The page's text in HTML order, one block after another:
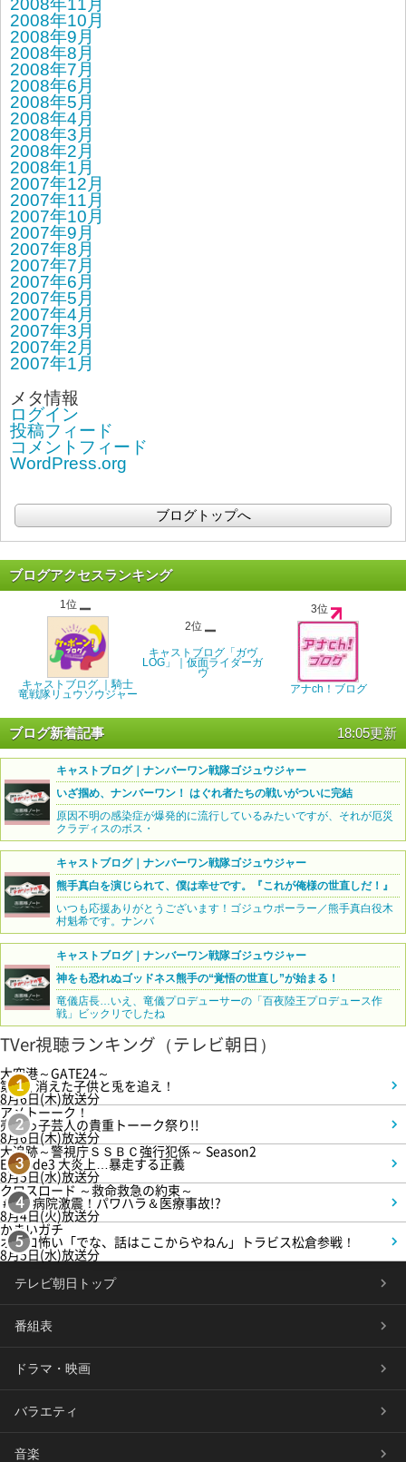
2008年10月
2008年9月
2008年8月
2008年7月
2008年6月
2008年5月
2008年4月
2008年3月
2008年2月
2008年1月
2007年12月
2007年11月
2007年10月
2007年9月
2007年8月
2007年7月
2007年6月
2007年5月
2007年4月
2007年3月
2007年2月
2007年1月
メタ情報
ログイン
投稿フィード
コメントフィード
WordPress.org
ブログトップへ
ブログアクセスランキング
1位
キャストブログ ｜騎士
竜戦隊リュウソウジャー
2位
キャストブログ「ガヴ
LOG」｜仮面ライダーガ
ヴ
3位
アナch！ブログ
ブログ新着記事 18:05更新
キャストブログ｜ナンバーワン戦隊ゴジュウジャー
いざ掴め、ナンバーワン！ はぐれ者たちの戦いがついに完結
原因不明の感染症が爆発的に流行しているみたいですが、それが厄災
クラディスのボス・
キャストブログ｜ナンバーワン戦隊ゴジュウジャー
熊手真白を演じられて、僕は幸せです。『これが俺様の世直しだ！』
いつも応援ありがとうございます！ゴジュウポーラー／熊手真白役木
村魁希です。ナンバ
キャストブログ｜ナンバーワン戦隊ゴジュウジャー
神をも恐れぬゴッドネス熊手の“覚悟の世直し”が始まる！
竜儀店長…いえ、竜儀プロデューサーの「百夜陸王プロデュース作
戦」ビックリでしたね
TVer視聴ランキング（テレビ朝日）
1
大空港～GATE24～
第3話 消えた子供と兎を追え！
8月6日(木)放送分
2
アメトーーク！
売れっ子芸人の貴重トーーク祭り!!
8月6日(木)放送分
3
大追跡～警視庁ＳＳＢＣ強行犯係～ Season2
Episode3 大炎上…暴走する正義
8月5日(水)放送分
4
クロスロード ～救命救急の約束～
＃5 病院激震！パワハラ＆医療事故!?
8月4日(火)放送分
5
かまいガチ
オモロ怖い「でな、話はここからやねん」トラビス松倉参戦！
8月5日(水)放送分
テレビ朝日トップ
番組表
ドラマ・映画
バラエティ
音楽